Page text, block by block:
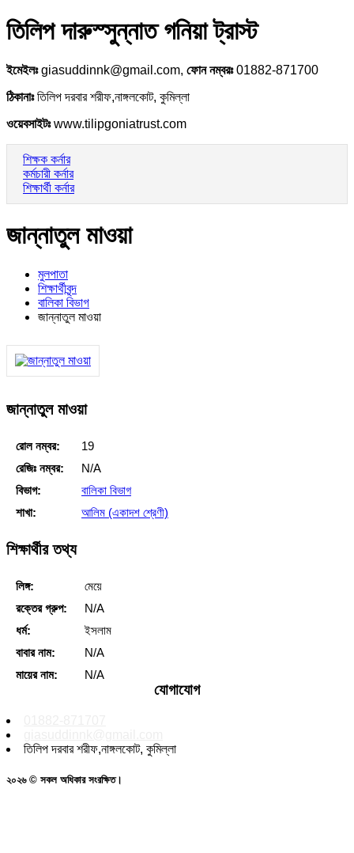
তিলিপ দারুস্সুন্নাত গনিয়া ট্রাস্ট
ইমেইলঃgiasuddinnk@gmail.com, ফোন নম্বরঃ01882-871700
ঠিকানাঃতিলিপ দরবার শরীফ,নাঙ্গলকোট, কুমিল্লা
ওয়েবসাইটঃwww.tilipgoniatrust.com
শিক্ষক কর্নার
কর্মচারী কর্নার
শিক্ষার্থী কর্নার
জান্নাতুল মাওয়া
মুলপাতা
শিক্ষার্থীবৃন্দ
বালিকা বিভাগ
জান্নাতুল মাওয়া
জান্নাতুল মাওয়া
রোল নম্বর:
19
রেজিঃ নম্বর:
N/A
বিভাগ:
বালিকা বিভাগ
শাখা:
আলিম (একাদশ শ্রেণী)
শিক্ষার্থীর তথ্য
লিঙ্গ:
মেয়ে
রক্তের গ্রুপ:
N/A
ধর্ম:
ইসলাম
বাবার নাম:
N/A
মায়ের নাম:
N/A
যোগাযোগ
তিলিপ দরবার শরীফ,নাঙ্গলকোট, কুমিল্লা
২০২৬ © সকল অধিকার সংরক্ষিত।